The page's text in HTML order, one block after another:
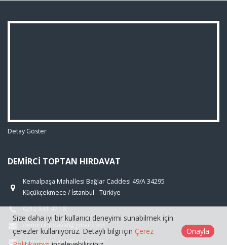
Detay Göster
DEMIRCI TOPTAN HIRDAVAT
Kemalpaşa Mahallesi Bağlar Caddesi 49/A 34295
Küçükçekmece / İstanbul - Türkiye
0212 541 47 18
demircihirdavat@gmail.com
demircihirdavat@gmail.com
Size daha iyi bir kullanıcı deneyimi sunabilmek için
çerezler kullanıyoruz. Detaylı bilgi için Çerez
Onayla